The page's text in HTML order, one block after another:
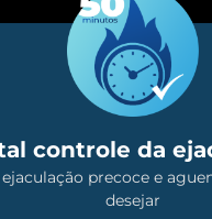
controle da
precoce e
desejar